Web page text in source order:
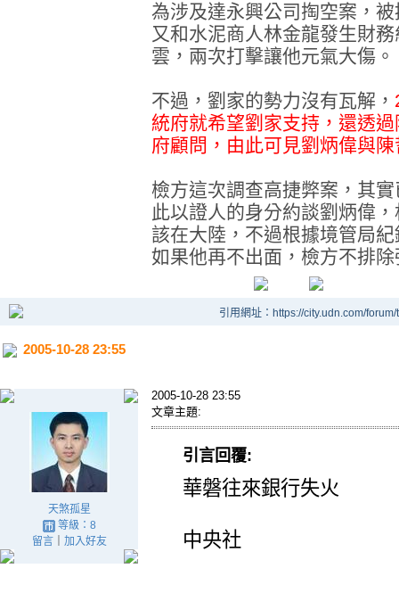
為涉及達永興公司掏空案，
又和水泥商人林金龍發生財
雲，兩次打擊讓他元氣大傷。
不過，劉家的勢力沒有瓦解，
統府就希望劉家支持，還透
府顧問，由此可見劉炳偉與
檢方這次調查高捷弊案，其
此以證人的身分約談劉炳偉
該在大陸，不過根據境管局
如果他再不出面，檢方不排
引用網址：https://city.udn.com/
2005-10-28 23:55
天煞孤星
等級：8
留言｜ 加入好友
2005-10-28 23:55
文章主題:
引言回覆:
華磐往來銀行失火
中央社